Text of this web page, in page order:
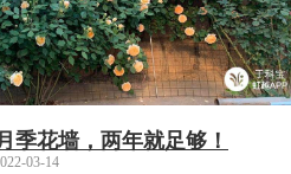
季花墙，两年就足够！
03-14